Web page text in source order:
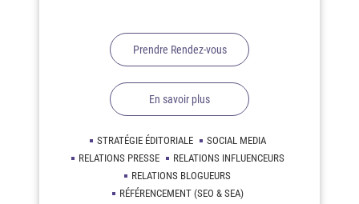
Prendre Rendez-vous
En savoir plus
STRATÉGIE ÉDITORIALE
SOCIAL MEDIA
RELATIONS PRESSE
RELATIONS INFLUENCEURS
RELATIONS BLOGUEURS
RÉFÉRENCEMENT (SEO & SEA)